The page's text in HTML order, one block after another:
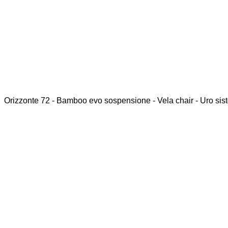
Orizzonte 72 - Bamboo evo sospensione - Vela chair - Uro